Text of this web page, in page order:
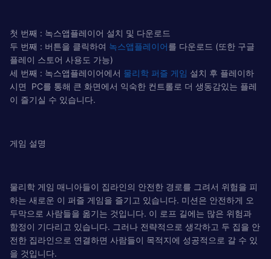
첫 번째 : 녹스앱플레이어 설치 및 다운로드
두 번째 : 버튼을 클릭하여 녹스앱플레이어를 다운로드 (또한 구글
플레이 스토어 사용도 가능)
세 번째 : 녹스앱플레이어에서 물리학 퍼즐 게임 설치 후 플레이하
시면 PC를 통해 큰 화면에서 익숙한 컨트롤로 더 생동감있는 플레
이 즐기실 수 있습니다.
게임 설명
물리학 게임 매니아들이 집라인의 안전한 경로를 그려서 위험을 피
하는 새로운 이 퍼즐 게임을 즐기고 있습니다. 미션은 안전하게 오
두막으로 사람들을 옮기는 것입니다. 이 로프 길에는 많은 위험과
함정이 기다리고 있습니다. 그러나 전략적으로 생각하고 두 집을 안
전한 집라인으로 연결하면 사람들이 목적지에 성공적으로 갈 수 있
을 것입니다.